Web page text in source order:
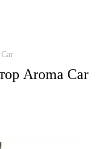
Aroma Car